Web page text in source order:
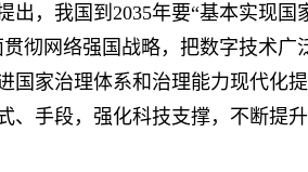
，我国到2035年要“基本实现国
彻网络强国战略，把数字技术
国家治理体系和治理能力现代化
、手段，强化科技支撑，不断提